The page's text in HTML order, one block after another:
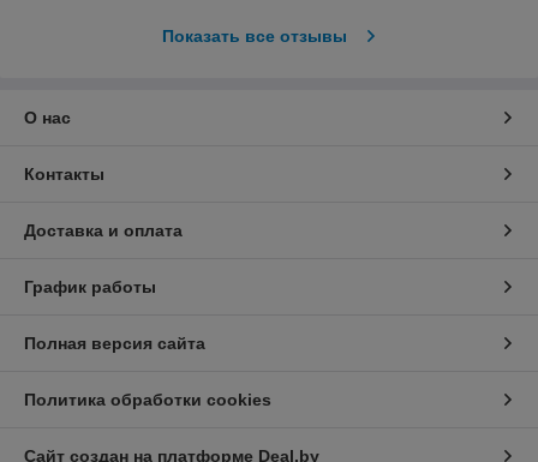
Показать все отзывы
О нас
Контакты
Доставка и оплата
График работы
Полная версия сайта
Политика обработки cookies
Сайт создан на платформе Deal.by